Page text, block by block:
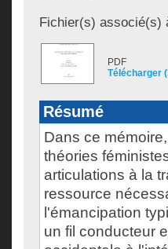
Fichier(s) associé(s)
PDF
Télécharger
Résumé
Dans ce
théories
articulations à la
ressource
l'émancipation
un fil conducteur